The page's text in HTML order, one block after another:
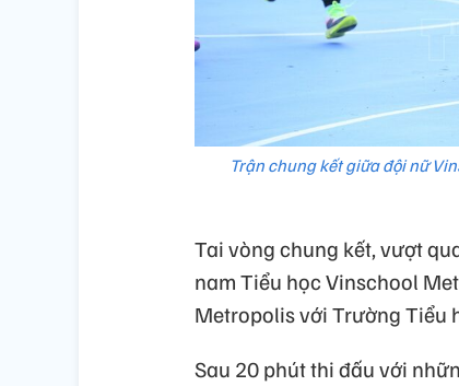
Trận chung kết giữa đội nữ
Tai vòng chung kết, vượt
nam Tiểu học Vinschool
Metropolis với Trường Tiểu
Sau 20 phút thi đấu với